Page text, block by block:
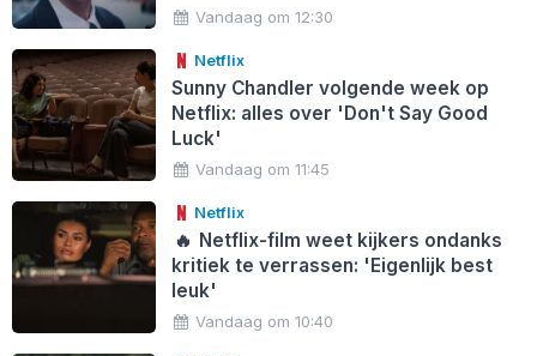
Vandaag om 12:30
Netflix
Sunny Chandler volgende week op
Netflix: alles over 'Don't Say Good
Luck'
Vandaag om 11:45
Netflix
🔥 Netflix-film weet kijkers ondanks
kritiek te verrassen: 'Eigenlijk best
leuk'
Vandaag om 10:40